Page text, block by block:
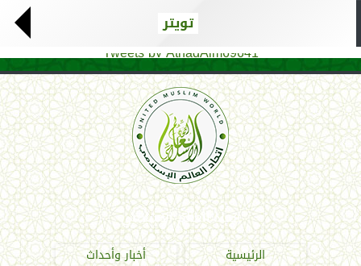
تويتر
Tweets by AthadAlm69641
اتحاد العالم الإسلامي
الرئيسية أخبار وأحداث